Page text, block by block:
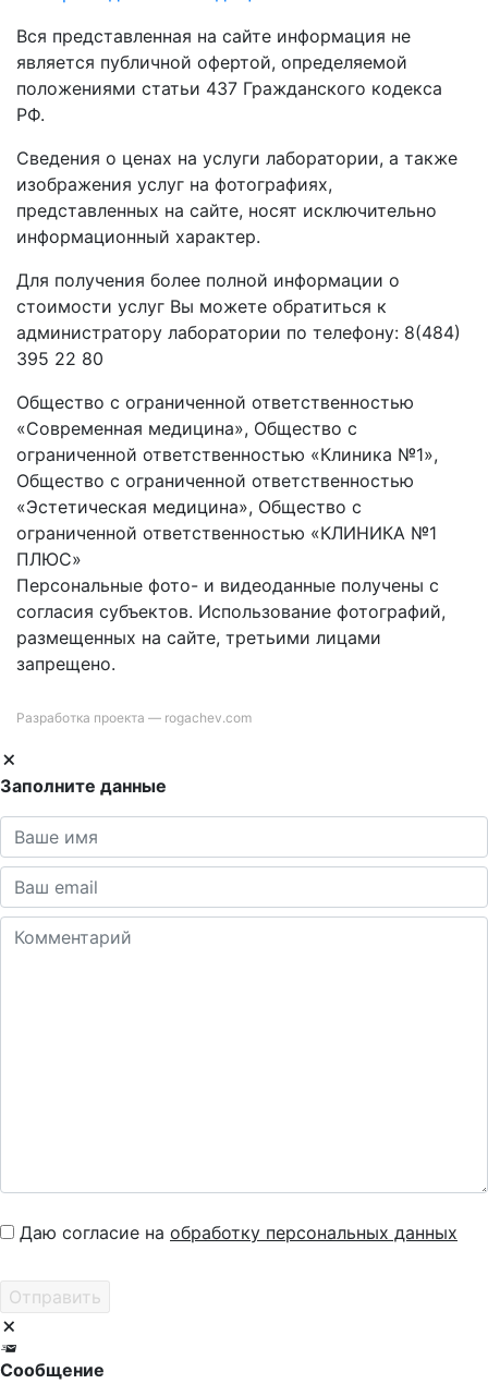
Вся представленная на сайте информация не
является публичной офертой, определяемой
положениями статьи 437 Гражданского кодекса
РФ.
Сведения о ценах на услуги лаборатории, а также
изображения услуг на фотографиях,
представленных на сайте, носят исключительно
информационный характер.
Для получения более полной информации о
стоимости услуг Вы можете обратиться к
администратору лаборатории по телефону: 8(484)
395 22 80
Общество с ограниченной ответственностью
«Современная медицина», Общество с
ограниченной ответственностью «Клиника №1»,
Общество с ограниченной ответственностью
«Эстетическая медицина», Общество с
ограниченной ответственностью «КЛИНИКА №1
ПЛЮС»
Персональные фото- и видеоданные получены с
согласия субъектов. Использование фотографий,
размещенных на сайте, третьими лицами
запрещено.
Разработка проекта — rogachev.com
Заполните данные
Даю согласие на обработку персональных данных
Сообщение